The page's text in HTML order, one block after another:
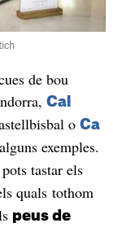
de bou
Cal
o Ca
exemples.
pots tastar els
quals tothom
peus de